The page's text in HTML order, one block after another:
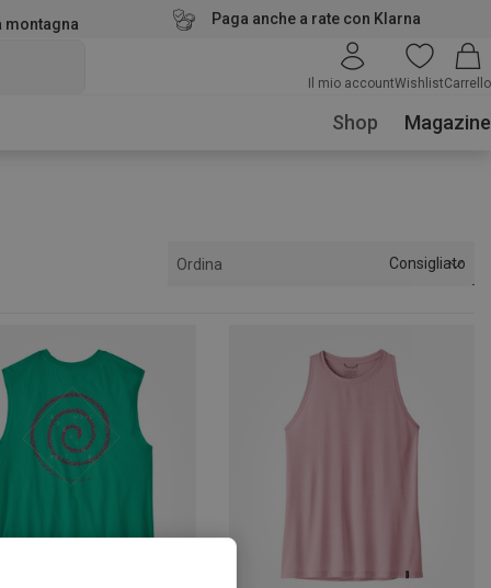
montagna Paga anche a rate con Klarna
Il mio accountWishlistCarrello
Shop Magazine
Ordina Consigliato